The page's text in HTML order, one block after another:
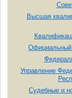
Высшая
Официальный
Управление
Судебные и